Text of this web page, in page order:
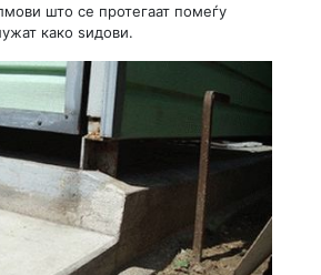
што се протегаат помеѓу
како ѕидови.